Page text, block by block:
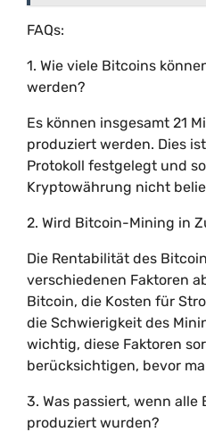
FAQs:
1. Wie viele Bitcoins
werden?
Es können insgesamt 21
produziert werden. Dies
Protokoll festgelegt und
Kryptowährung nicht
2. Wird Bitcoin-Mining in
Die Rentabilität des
verschiedenen Faktoren
Bitcoin, die Kosten für
die Schwierigkeit des
wichtig, diese Faktoren
berücksichtigen, bevor
3. Was passiert, wenn alle
produziert wurden?